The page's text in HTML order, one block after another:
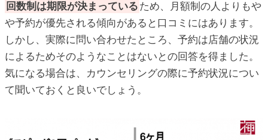
回数制は期限が決まっている ため、月額制の人よりもや
や予約が優先される傾向があると口コミにはあります。
しかし、実際に問い合わせたところ、予約は店舗の状況
によるためそのようなことはないとの回答を得ました。
気になる場合は、カウンセリングの際に予約状況につい
て聞いておくと良いでしょう。